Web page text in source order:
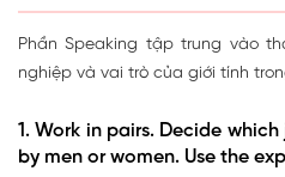
Phần Speaking tập trung vào
nghiệp và vai trò của giới tính
1. Work in pairs. Decide
by men or women. Use the